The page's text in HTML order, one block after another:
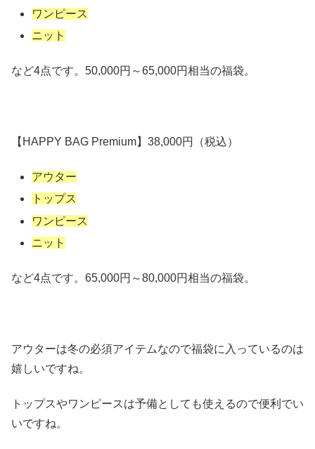
ワンピース
ニット
など4点です。50,000円～65,000円相当の福袋。
【HAPPY BAG Premium】38,000円（税込）
アウター
トップス
ワンピース
ニット
など4点です。65,000円～80,000円相当の福袋。
アウターは冬の必須アイテムなので福袋に入っているのは
嬉しいですね。
トップスやワンピースは予備としても使えるので便利でい
いですね。